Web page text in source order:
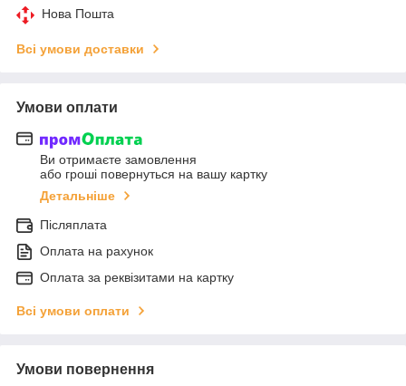
Нова Пошта
Всі умови доставки
Умови оплати
Ви отримаєте замовлення
або гроші повернуться на вашу картку
Детальніше
Післяплата
Оплата на рахунок
Оплата за реквізитами на картку
Всі умови оплати
Умови повернення